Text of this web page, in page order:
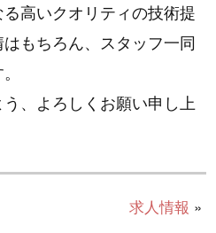
高いクオリティの技術提
もちろん、スタッフ一同
、よろしくお願い申し上
求人情報 »